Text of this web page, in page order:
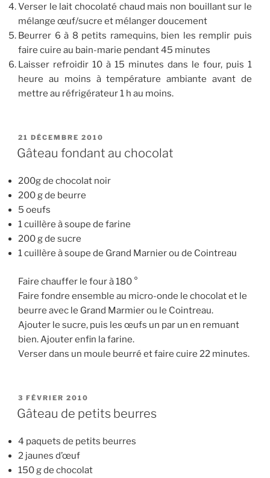
Verser le lait chocolaté chaud mais non bouillant sur le
mélange œuf/sucre et mélanger doucement
Beurrer 6 à 8 petits ramequins, bien les remplir puis
faire cuire au bain-marie pendant 45 minutes
Laisser refroidir 10 à 15 minutes dans le four, puis 1
heure au moins à température ambiante avant de
mettre au réfrigérateur 1 h au moins.
PUBLIÉ
LE
21 DÉCEMBRE 2010
Gâteau fondant au chocolat
200g de chocolat noir
200 g de beurre
5 oeufs
1 cuillère à soupe de farine
200 g de sucre
1 cuillère à soupe de Grand Marnier ou de Cointreau
Faire chauffer le four à 180 °
Faire fondre ensemble au micro-onde le chocolat et le
beurre avec le Grand Marmier ou le Cointreau.
Ajouter le sucre, puis les œufs un par un en remuant
bien. Ajouter enfin la farine.
Verser dans un moule beurré et faire cuire 22 minutes.
PUBLIÉ
LE
3 FÉVRIER 2010
Gâteau de petits beurres
4 paquets de petits beurres
2 jaunes d’œuf
150 g de chocolat